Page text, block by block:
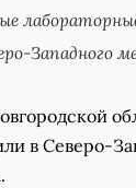
Западного
в Северо-